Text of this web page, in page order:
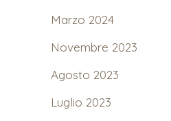
Marzo 2024
Novembre 2023
Agosto 2023
Luglio 2023